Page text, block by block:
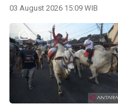
03 August 2026 15:09 WIB